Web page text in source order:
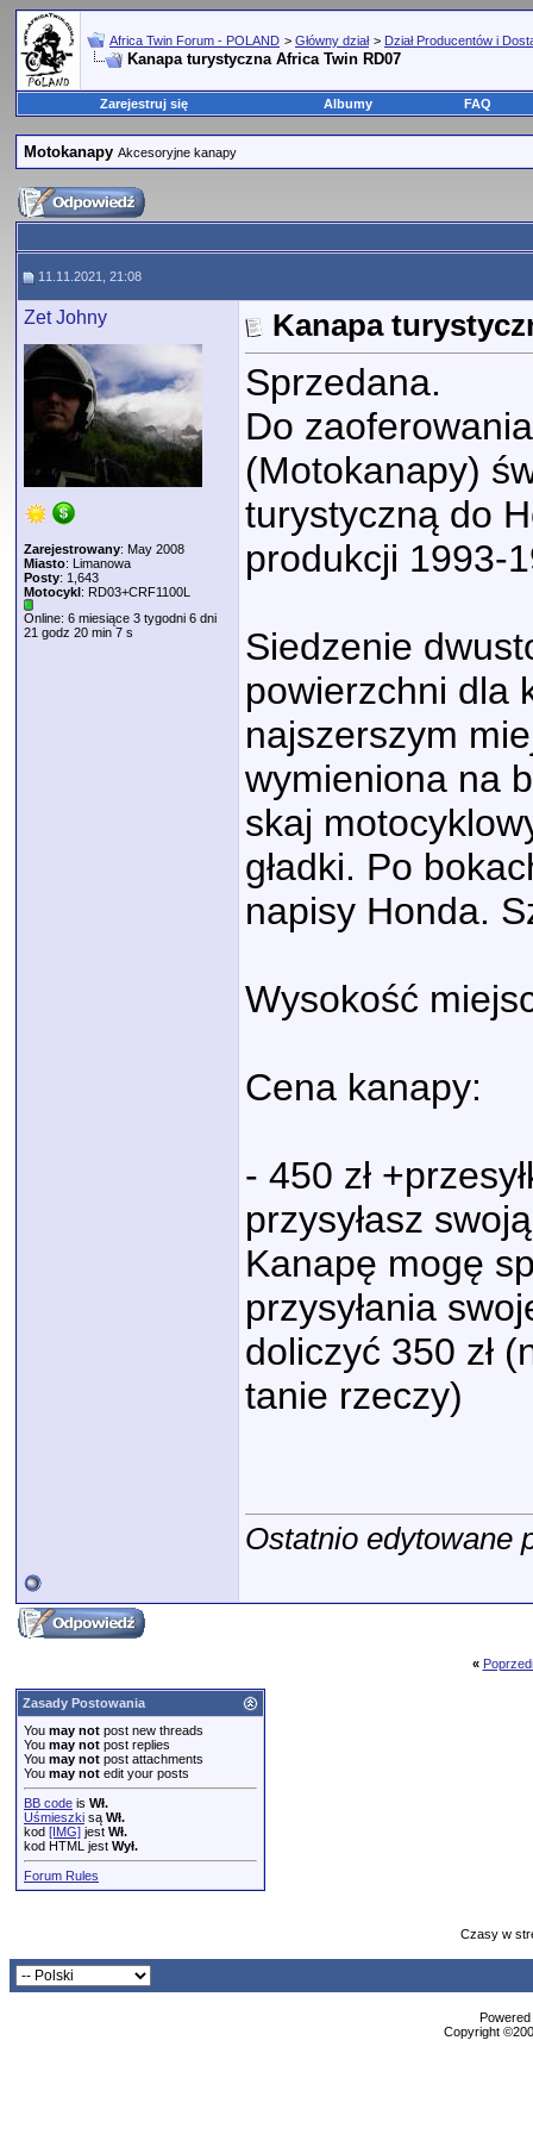
Africa Twin Forum - POLAND > Główny dział > Dział Producentów i
Kanapa turystyczna Africa Twin RD07
Zarejestruj się Albumy FAQ
Motokanapy Akcesoryjne kanapy
11.11.2021, 21:08
Zet Johny
Zarejestrowany: May 2008
Miasto: Limanowa
Posty: 1,643
Motocykl: RD03+CRF1100L
Online: 6 miesiące 3 tygodni 6 dni
21 godz 20 min 7 s
Kanapa
Sprzedana.
Do
(Motokanapy)
turystyczną do
produkcji 1993-
Siedzenie
powierzchni dla
najszerszym
wymieniona na
skaj
gładki. Po
napisy Honda.
Wysokość
Cena kanapy:
- 450 zł
przysyłasz
Kanapę mogę
przysyłania
doliczyć 350 zł
tanie rzeczy)
Ostatnio edytowane
«
Zasady Postowania
You may not post new threads
You may not post replies
You may not post attachments
You may not edit your posts
BB code is Wł.
Uśmieszki są Wł.
kod [IMG] jest Wł.
kod HTML jest Wył.
Forum Rules
Czasy w
Copyright